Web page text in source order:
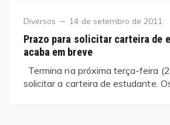
Category
Diversos
Posted
14 de setembro de 2011
Prazo para solicitar carteira de
acaba em breve
Termina na próxima terça-feira
solicitar a carteira de estudante.